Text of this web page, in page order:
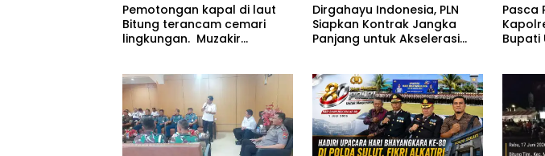
Pemotongan kapal di laut
Bitung terancam cemari
lingkungan. Muzakir
Dirgahayu Indonesia, PLN
Siapkan Kontrak Jangka
Panjang untuk Akselerasi
Pasca
Bupati